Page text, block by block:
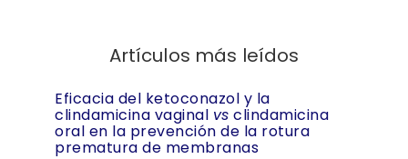
Artículos más leídos
Eficacia del ketoconazol y la
clindamicina vaginal vs clindamicina
oral en la prevención de la rotura
prematura de membranas